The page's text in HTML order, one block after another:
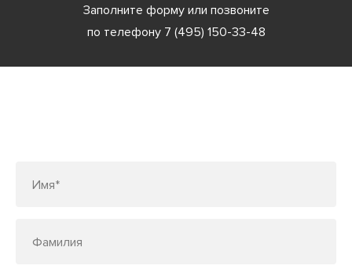
Заполните форму или позвоните
по телефону 7 (495) 150-33-48
Имя*
Фамилия